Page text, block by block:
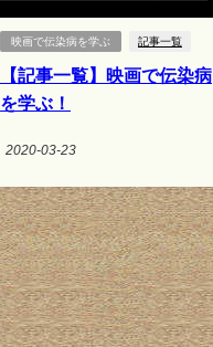
映画で伝染病を学ぶ 記事一覧
【記事一覧】映画で伝染病
を学ぶ！
2020-03-23